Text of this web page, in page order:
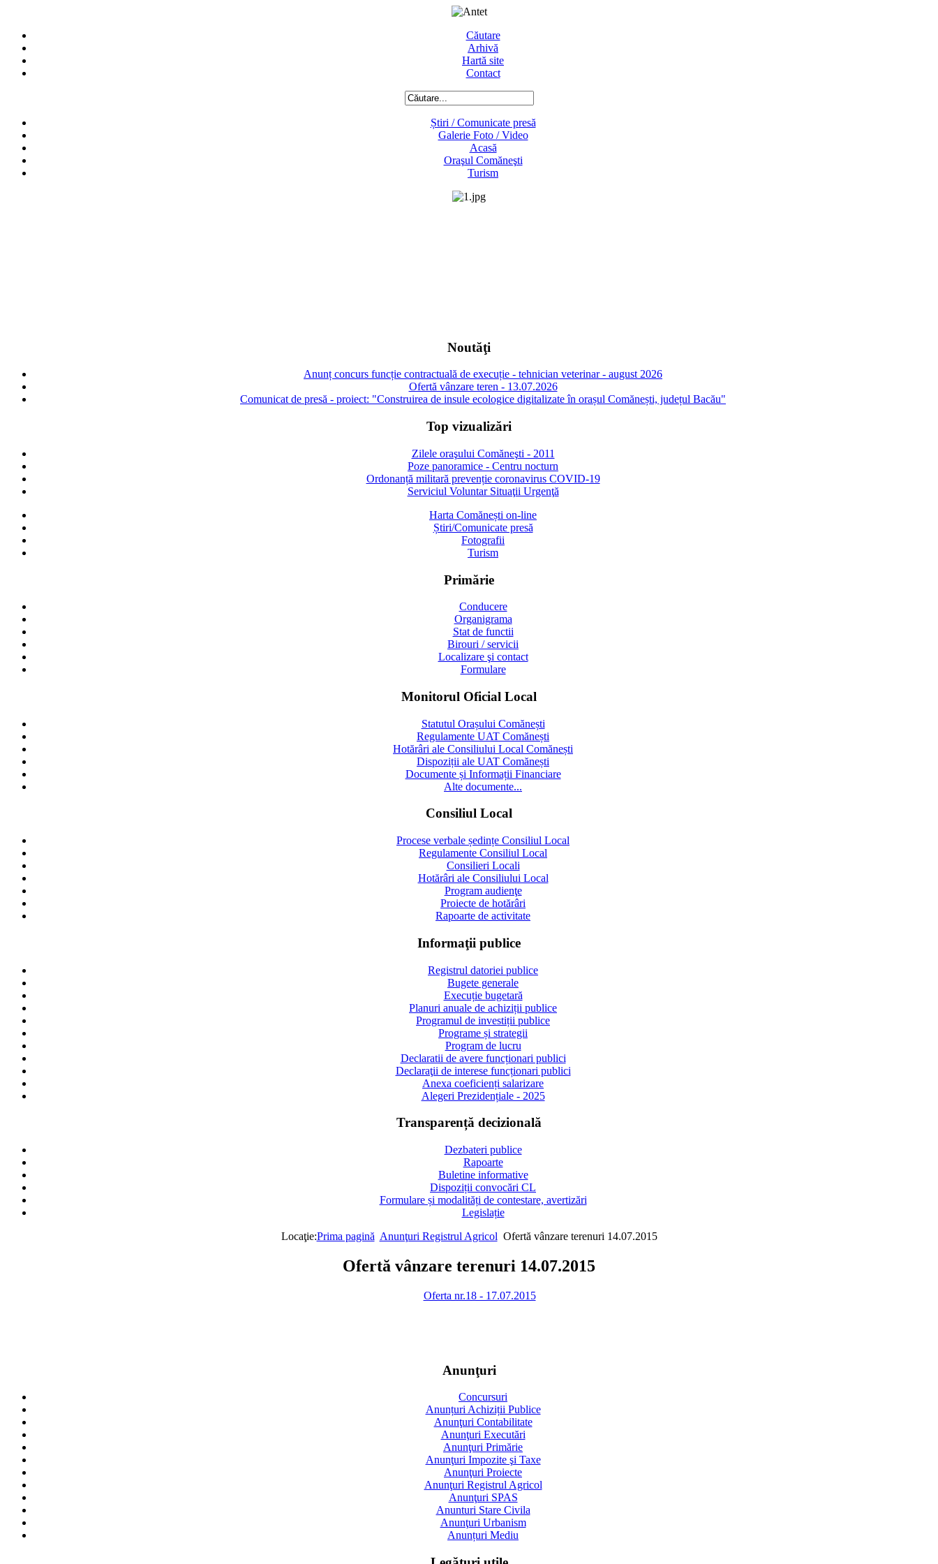
Căutare
Arhivă
Hartă site
Contact
Știri / Comunicate presă
Galerie Foto / Video
Acasă
Oraşul Comăneşti
Turism
Noutăţi
Anunț concurs funcție contractuală de execuție - tehnician veterinar - august 2026
Ofertă vânzare teren - 13.07.2026
Comunicat de presă - proiect: "Construirea de insule ecologice digitalizate în orașul Comănești, județul Bacău"
Top vizualizări
Zilele oraşului Comăneşti - 2011
Poze panoramice - Centru nocturn
Ordonanță militară prevenție coronavirus COVID-19
Serviciul Voluntar Situaţii Urgenţă
Harta Comănești on-line
Știri/Comunicate presă
Fotografii
Turism
Primărie
Conducere
Organigrama
Stat de functii
Birouri / servicii
Localizare şi contact
Formulare
Monitorul Oficial Local
Statutul Orașului Comănești
Regulamente UAT Comănești
Hotărâri ale Consiliului Local Comănești
Dispoziții ale UAT Comănești
Documente și Informații Financiare
Alte documente...
Consiliul Local
Procese verbale ședințe Consiliul Local
Regulamente Consiliul Local
Consilieri Locali
Hotărâri ale Consiliului Local
Program audienţe
Proiecte de hotărâri
Rapoarte de activitate
Informaţii publice
Registrul datoriei publice
Bugete generale
Execuție bugetară
Planuri anuale de achiziții publice
Programul de investiții publice
Programe și strategii
Program de lucru
Declaratii de avere funcționari publici
Declaraţii de interese funcționari publici
Anexa coeficienți salarizare
Alegeri Prezidențiale - 2025
Transparență decizională
Dezbateri publice
Rapoarte
Buletine informative
Dispoziții convocări CL
Formulare și modalități de contestare, avertizări
Legislație
Locaţie:Prima pagină Anunţuri Registrul Agricol Ofertă vânzare terenuri 14.07.2015
Ofertă vânzare terenuri 14.07.2015
Oferta nr.18 - 17.07.2015
Anunţuri
Concursuri
Anunțuri Achiziții Publice
Anunţuri Contabilitate
Anunţuri Executări
Anunţuri Primărie
Anunţuri Impozite şi Taxe
Anunţuri Proiecte
Anunţuri Registrul Agricol
Anunţuri SPAS
Anunturi Stare Civila
Anunţuri Urbanism
Anunțuri Mediu